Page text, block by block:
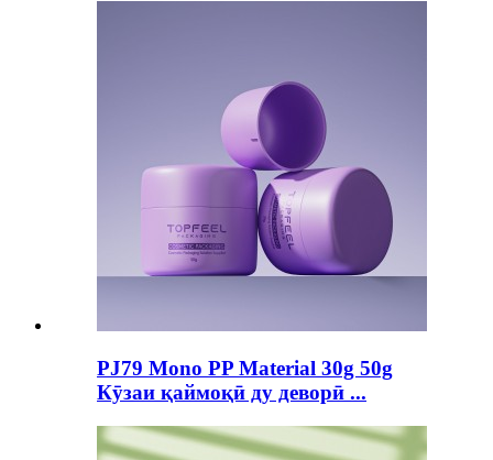
PJ79 Mono PP Material 30g 50g
Кӯзаи қаймоқӣ ду деворӣ ...